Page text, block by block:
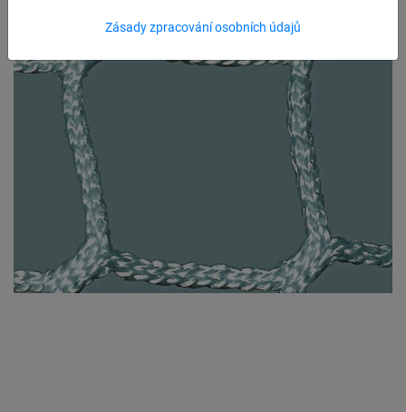
Zásady zpracování osobních údajů